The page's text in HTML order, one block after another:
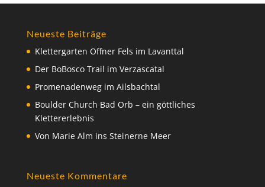
Neueste Beiträge
Klettergarten Offner Fels im Lavanttal
Der BoBosco Trail im Verzascatal
Promenadenweg im Ailsbachtal
Boulder Church Bad Orb – ein göttliches
Klettererlebnis
Von Marie Alm ins Steinerne Meer
Neueste Kommentare